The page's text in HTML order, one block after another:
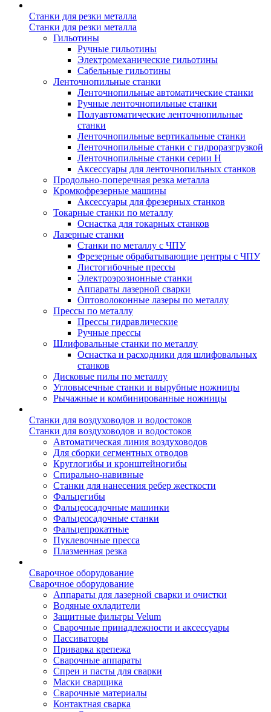
Станки для резки металла
Станки для резки металла
Гильотины
Ручные гильотины
Электромеханические гильотины
Сабельные гильотины
Ленточнопильные станки
Ленточнопильные автоматические станки
Ручные ленточнопильные станки
Полуавтоматические ленточнопильные
станки
Ленточнопильные вертикальные станки
Ленточнопильные станки с гидроразгрузкой
Ленточнопильные станки серии H
Аксессуары для ленточнопильных станков
Продольно-поперечная резка металла
Кромкофрезерные машины
Аксессуары для фрезерных станков
Токарные станки по металлу
Оснастка для токарных станков
Лазерные станки
Станки по металлу с ЧПУ
Фрезерные обрабатывающие центры с ЧПУ
Листогибочные прессы
Электроэрозионные станки
Аппараты лазерной сварки
Оптоволоконные лазеры по металлу
Прессы по металлу
Прессы гидравлические
Ручные прессы
Шлифовальные станки по металлу
Оснастка и расходники для шлифовальных
станков
Дисковые пилы по металлу
Угловысечные станки и вырубные ножницы
Рычажные и комбинированные ножницы
Станки для воздуховодов и водостоков
Станки для воздуховодов и водостоков
Автоматическая линия воздуховодов
Для сборки сегментных отводов
Круглогибы и кронштейногибы
Спирально-навивные
Станки для нанесения ребер жесткости
Фальцегибы
Фальцеосадочные машинки
Фальцеосадочные станки
Фальцепрокатные
Пуклевочные пресса
Плазменная резка
Сварочное оборудование
Сварочное оборудование
Аппараты для лазерной сварки и очистки
Водяные охладители
Защитные фильтры Velum
Сварочные принадлежности и аксессуары
Пассиваторы
Приварка крепежа
Сварочные аппараты
Спреи и пасты для сварки
Маски сварщика
Сварочные материалы
Контактная сварка